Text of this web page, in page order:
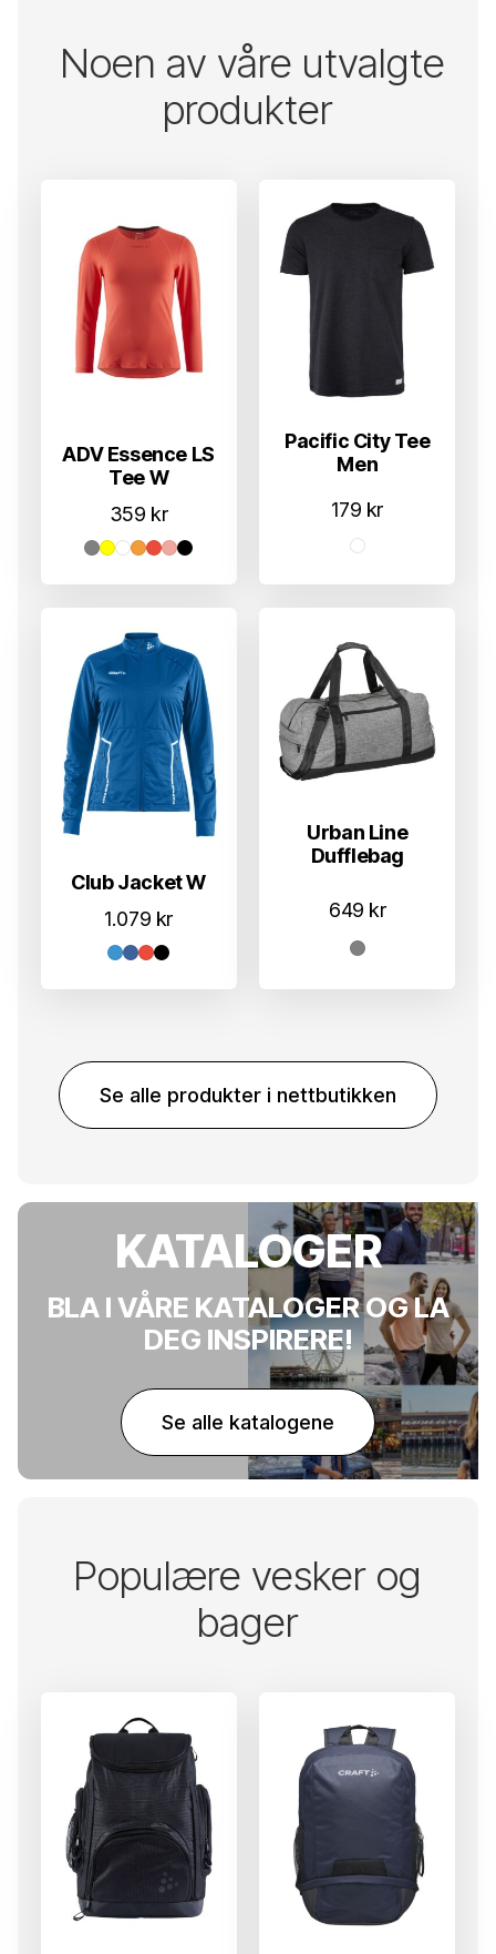
Noen av våre utvalgte
produkter
ADV Essence LS
Tee W
359 kr
Pacific City Tee
Men
179 kr
Club Jacket W
1.079 kr
Urban Line
Dufflebag
649 kr
Se alle produkter i nettbutikken
KATALOGER
BLA I VÅRE KATALOGER OG LA
DEG INSPIRERE!
Se alle katalogene
Populære vesker og
bager